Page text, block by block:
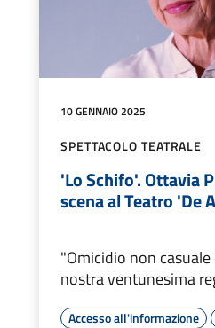
10 GENNAIO 2025
SPETTACOLO TEATRALE
'Lo Schifo'. Ottavia
scena al Teatro 'De
"Omicidio non
nostra ventunesima
Accesso all'informazione